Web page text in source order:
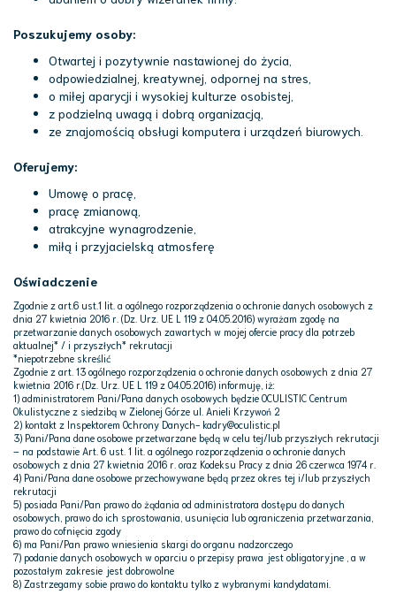
Poszukujemy osoby:
Otwartej i pozytywnie nastawionej do życia,
odpowiedzialnej, kreatywnej, odpornej na stres,
o miłej aparycji i wysokiej kulturze osobistej,
z podzielną uwagą i dobrą organizacją,
ze znajomością obsługi komputera i urządzeń biurowych.
Oferujemy:
Umowę o pracę,
pracę zmianową,
atrakcyjne wynagrodzenie,
miłą i przyjacielską atmosferę
Oświadczenie
Zgodnie z art.6 ust.1 lit. a ogólnego rozporządzenia o ochronie danych osobowych z
dnia 27 kwietnia 2016 r. (Dz. Urz. UE L 119 z 04.05.2016) wyrażam zgodę na
przetwarzanie danych osobowych zawartych w mojej ofercie pracy dla potrzeb
aktualnej* / i przyszłych* rekrutacji
*niepotrzebne skreślić
Zgodnie z art. 13 ogólnego rozporządzenia o ochronie danych osobowych z dnia 27
kwietnia 2016 r.(Dz. Urz. UE L 119 z 04.05.2016) informuję, iż:
1) administratorem Pani/Pana danych osobowych będzie OCULISTIC Centrum
Okulistyczne z siedzibą w Zielonej Górze ul. Anieli Krzywoń 2
2) kontakt z Inspektorem Ochrony Danych- kadry@oculistic.pl
3) Pani/Pana dane osobowe przetwarzane będą w celu tej/lub przyszłych rekrutacji
– na podstawie Art. 6 ust. 1 lit. a ogólnego rozporządzenia o ochronie danych
osobowych z dnia 27 kwietnia 2016 r. oraz Kodeksu Pracy z dnia 26 czerwca 1974 r.
4) Pani/Pana dane osobowe przechowywane będą przez okres tej i/lub przyszłych
rekrutacji
5) posiada Pani/Pan prawo do żądania od administratora dostępu do danych
osobowych, prawo do ich sprostowania, usunięcia lub ograniczenia przetwarzania,
prawo do cofnięcia zgody
6) ma Pani/Pan prawo wniesienia skargi do organu nadzorczego
7) podanie danych osobowych w oparciu o przepisy prawa jest obligatoryjne , a w
pozostałym zakresie jest dobrowolne
8) Zastrzegamy sobie prawo do kontaktu tylko z wybranymi kandydatami.